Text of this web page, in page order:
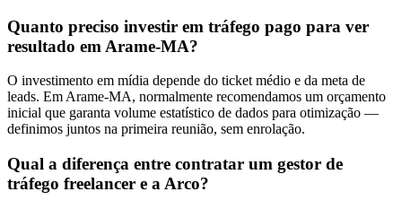
Quanto preciso investir em tráfego pago para ver
resultado em Arame-MA?
O investimento em mídia depende do ticket médio e da meta de
leads. Em Arame-MA, normalmente recomendamos um orçamento
inicial que garanta volume estatístico de dados para otimização —
definimos juntos na primeira reunião, sem enrolação.
Qual a diferença entre contratar um gestor de
tráfego freelancer e a Arco?